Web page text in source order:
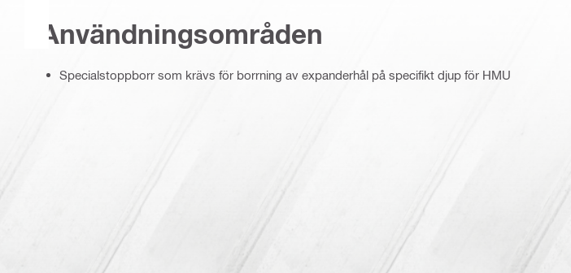
Användningsområden
Specialstoppborr som krävs för borrning av expanderhål på specifikt djup för HMU